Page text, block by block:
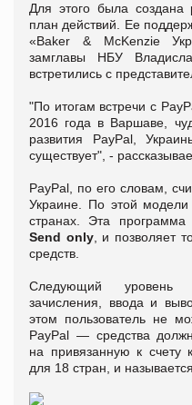
Для этого была создана
план действий. Ее
«Baker & McKenzie
замглавы НБУ
встретились с
"По итогам встречи с
2016 года в Варшаве,
развития PayPal,
существует", -
PayPal, по его словам,
Украине. По этой
странах. Эта программа
Send only, и позволяет
средств.
Следующий уровень
зачисления, ввода и
этом пользователь не
PayPal — средства
на привязанную к счету
для 18 стран, и называется